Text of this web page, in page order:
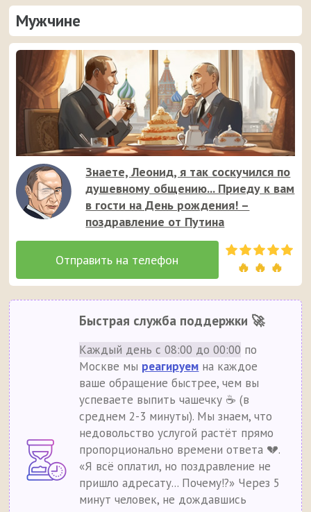
Мужчине
Знаете, Леонид, я так соскучился по
душевному общению... Приеду к вам
в гости на День рождения! –
поздравление от Путина
🔥 🔥 🔥
Быстрая служба поддержки 🚀
Каждый день с 08:00 до 00:00 по
Москве мы реагируем на каждое
ваше обращение быстрее, чем вы
успеваете выпить чашечку ☕ (в
среднем 2-3 минуты). Мы знаем, что
недовольство услугой растёт прямо
пропорционально времени ответа 💔.
«Я всё оплатил, но поздравление не
пришло адресату... Почему!?» Через 5
минут человек, не дождавшись